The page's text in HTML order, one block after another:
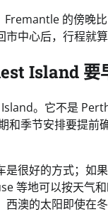
的傍晚
市中心后，行程就
Island 要
。它不是
和季节安排要提前
是很好的方式；如
等地可以按天气和
澳的太阳即使在冬